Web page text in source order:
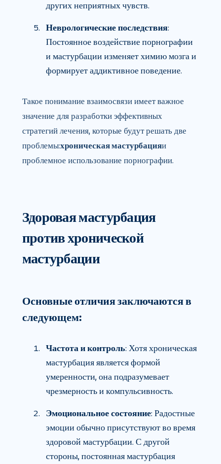
других неприятных чувств.
Неврологические последствия:
Постоянное воздействие порнографии
и мастурбации изменяет химию мозга и
формирует аддиктивное поведение.
Такое понимание взаимосвязи имеет важное
значение для разработки эффективных
стратегий лечения, которые будут решать две
проблемы:хроническая мастурбацияи
проблемное использование порнографии.
Здоровая мастурбация
против хронической
мастурбации
Основные отличия заключаются в
следующем:
Частота и контроль: Хотя хроническая
мастурбация является формой
умеренности, она подразумевает
чрезмерность и компульсивность.
Эмоциональное состояние: Радостные
эмоции обычно присутствуют во время
здоровой мастурбации. С другой
стороны, постоянная мастурбация